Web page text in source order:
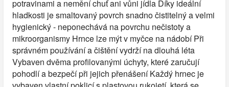
potravinami a nemění chuť ani vůni jídla Díky ideální
hladkosti je smaltovaný povrch snadno čistitelný a velmi
hygienický - neponechává na povrchu nečistoty a
mikroorganismy Hrnce lze mýt v myčce na nádobí Při
správném používání a čištění vydrží na dlouhá léta
Vybaven dvěma profilovanými úchyty, které zaručují
pohodlí a bezpečí při jejich přenášení Každý hrnec je